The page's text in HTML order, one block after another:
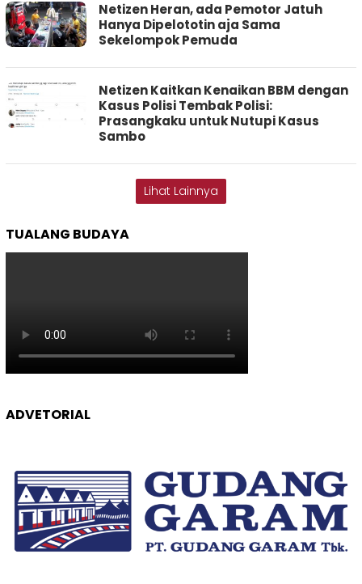
Netizen Heran, ada Pemotor Jatuh
Hanya Dipelototin aja Sama
Sekelompok Pemuda
Netizen Kaitkan Kenaikan BBM dengan
Kasus Polisi Tembak Polisi:
Prasangkaku untuk Nutupi Kasus
Sambo
Lihat Lainnya
TUALANG BUDAYA
ADVETORIAL